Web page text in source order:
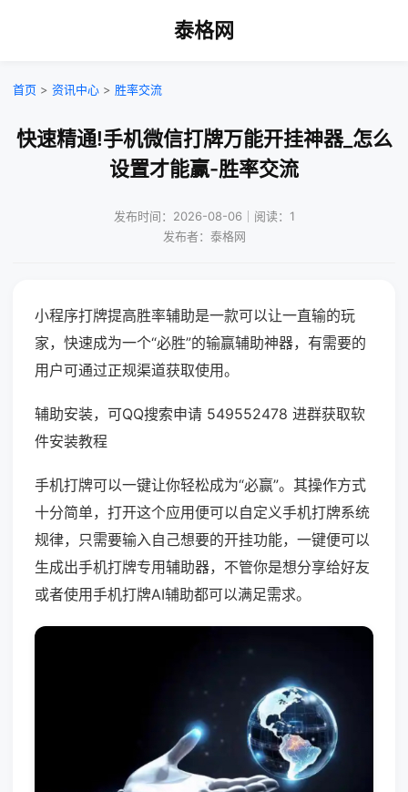
泰格网
首页 > 资讯中心 > 胜率交流
快速精通!手机微信打牌万能开挂神器_怎么
设置才能赢-胜率交流
发布时间：2026-08-06｜阅读：1
发布者：泰格网
小程序打牌提高胜率辅助是一款可以让一直输的玩
家，快速成为一个“必胜”的输赢辅助神器，有需要的
用户可通过正规渠道获取使用。
辅助安装，可QQ搜索申请 549552478 进群获取软
件安装教程
手机打牌可以一键让你轻松成为“必赢”。其操作方式
十分简单，打开这个应用便可以自定义手机打牌系统
规律，只需要输入自己想要的开挂功能，一键便可以
生成出手机打牌专用辅助器，不管你是想分享给好友
或者使用手机打牌AI辅助都可以满足需求。